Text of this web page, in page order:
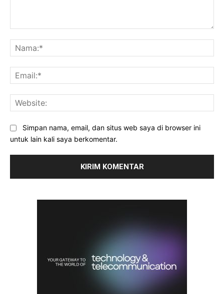
Simpan nama, email, dan situs web saya di browser ini
untuk lain kali saya berkomentar.